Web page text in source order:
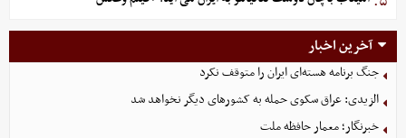
آخرین اخبار
جنگ برنامه هسته‌ای ایران را متوقف نکرد
الزیدی: عراق سکوی حمله به کشورهای دیگر نخواهد شد
خبرنگار؛ معمار حافظه ملت